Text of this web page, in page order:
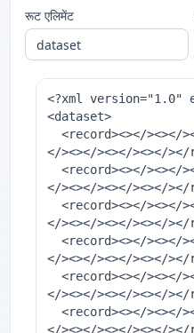
रूट एलिमेंट